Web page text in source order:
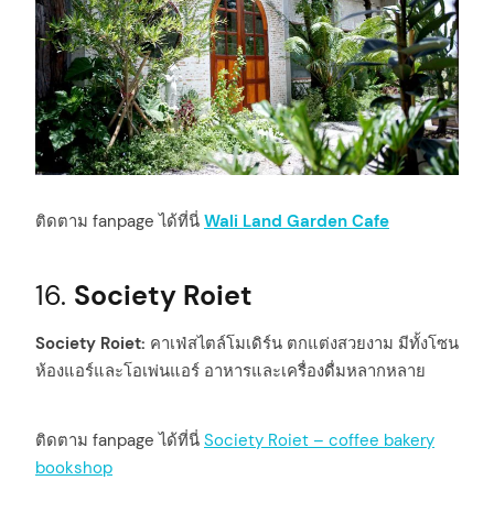
ติดตาม fanpage ได้ที่นี่ Wali Land Garden Cafe
16. Society Roiet
Society Roiet: คาเฟ่สไตล์โมเดิร์น ตกแต่งสวยงาม มีทั้งโซน
ห้องแอร์และโอเพ่นแอร์ อาหารและเครื่องดื่มหลากหลาย
ติดตาม fanpage ได้ที่นี่ Society Roiet – coffee bakery
bookshop